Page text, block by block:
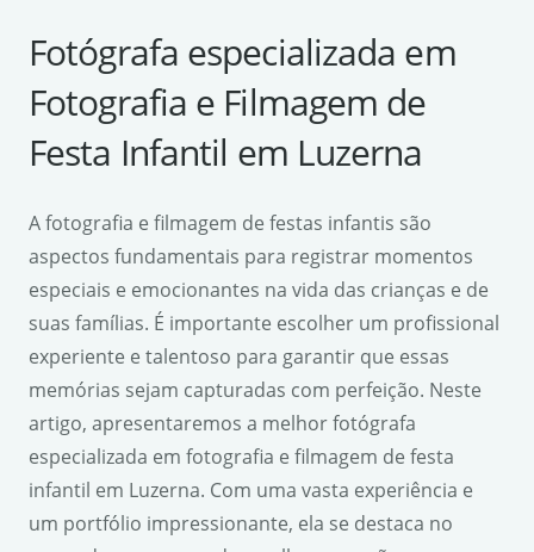
Fotógrafa especializada em
Fotografia e Filmagem de
Festa Infantil em Luzerna
A fotografia e filmagem de festas infantis são
aspectos fundamentais para registrar momentos
especiais e emocionantes na vida das crianças e de
suas famílias. É importante escolher um profissional
experiente e talentoso para garantir que essas
memórias sejam capturadas com perfeição. Neste
artigo, apresentaremos a melhor fotógrafa
especializada em fotografia e filmagem de festa
infantil em Luzerna. Com uma vasta experiência e
um portfólio impressionante, ela se destaca no